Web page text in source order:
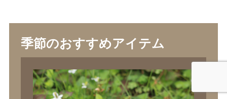
季節のおすすめアイテム